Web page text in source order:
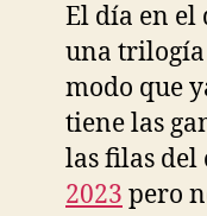
El día en el
una trilogía
modo que
tiene las
las filas del
2023 pero